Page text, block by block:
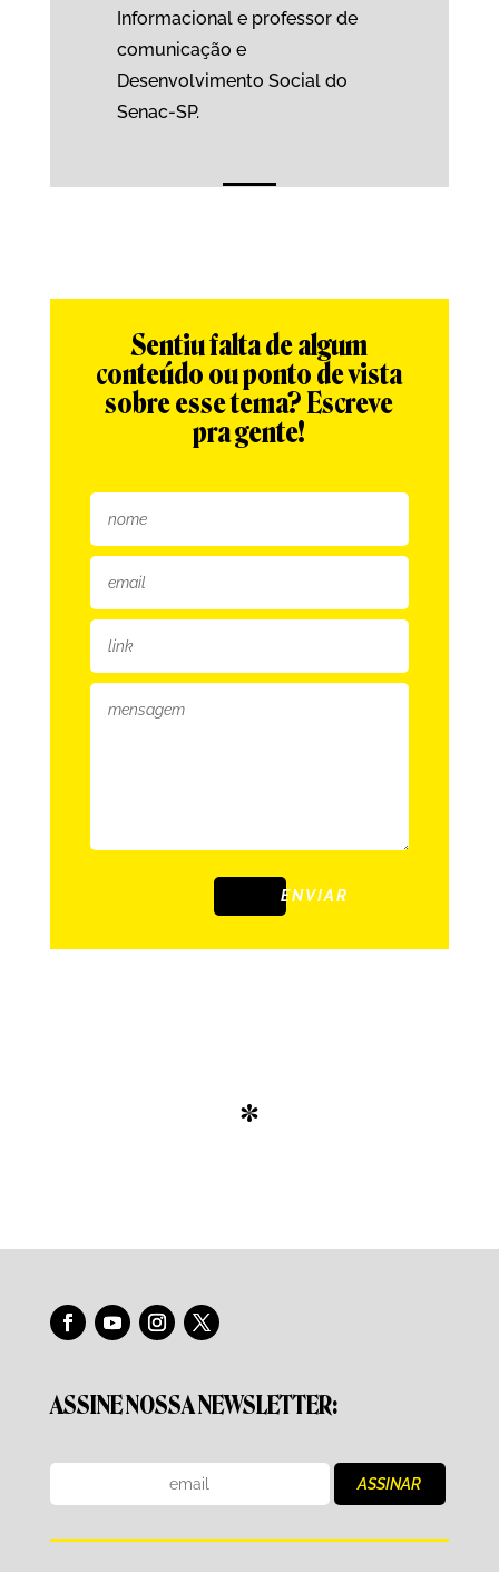
Informacional e professor de
comunicação e
Desenvolvimento Social do
Senac-SP.
Sentiu falta de algum
conteúdo ou ponto de vista
sobre esse tema? Escreve
pra gente!
ENVIAR
*
ASSINE NOSSA NEWSLETTER: